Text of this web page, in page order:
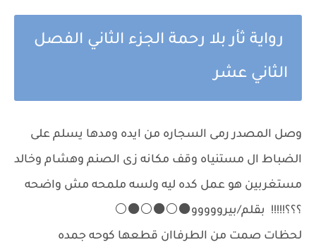
رواية ثأر بلا رحمة الجزء الثاني الفصل
الثاني عشر
وصل المصدر رمى السجاره من ايده ومدها يسلم على
الضباط ال مستنياه وقف مكانه زى الصنم وهشام وخالد
مستغربين هو عمل كده ليه ولسه ملمحه مش واضحه
؟؟؟!!!!! بقلم/بيرووووو⚫⚪⚫⚪⚫⚪
لحظات صمت من الطرفاان قطعها كوحه جمده